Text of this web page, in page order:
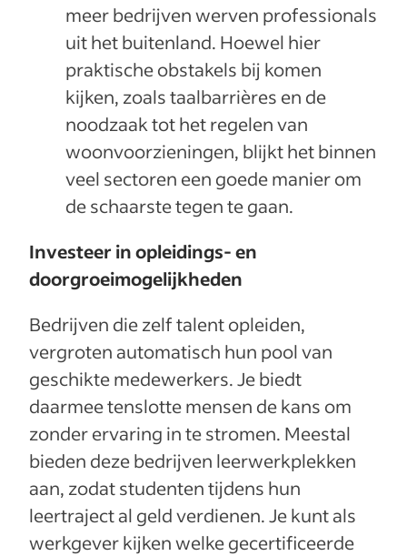
meer bedrijven werven professionals
uit het buitenland. Hoewel hier
praktische obstakels bij komen
kijken, zoals taalbarrières en de
noodzaak tot het regelen van
woonvoorzieningen, blijkt het binnen
veel sectoren een goede manier om
de schaarste tegen te gaan.
Investeer in opleidings- en
doorgroeimogelijkheden
Bedrijven die zelf talent opleiden,
vergroten automatisch hun pool van
geschikte medewerkers. Je biedt
daarmee tenslotte mensen de kans om
zonder ervaring in te stromen. Meestal
bieden deze bedrijven leerwerkplekken
aan, zodat studenten tijdens hun
leertraject al geld verdienen. Je kunt als
werkgever kijken welke gecertificeerde